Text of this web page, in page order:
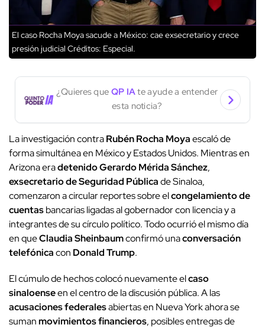
El caso Rocha Moya sacude a México: cae exsecretario y crece
presión judicial Créditos: Especial.
¿Quieres que QP IAte ayude a entender
esta noticia?
La investigación contraRubén Rocha Moyaescaló de
forma simultánea en México y Estados Unidos. Mientras en
Arizona eradetenido Gerardo Mérida Sánchez,
exsecretario de Seguridad Públicade Sinaloa,
comenzaron a circular reportes sobre elcongelamiento de
cuentasbancarias ligadas al gobernador con licencia y a
integrantes de su círculo político. Todo ocurrió el mismo día
en queClaudia Sheinbaumconfirmó unaconversación
telefónicacon Donald Trump.
El cúmulo de hechos colocó nuevamente elcaso
sinaloenseen el centro de la discusión pública. A las
acusaciones federalesabiertas en Nueva York ahora se
sumanmovimientos financieros, posibles entregas de